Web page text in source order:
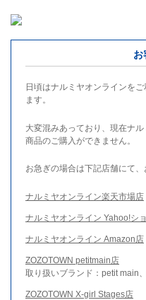
お
日頃はナルミヤオンラインを
ます。
大変混みあっており、現在ナ
商品のご購入ができません。
お急ぎの場合は下記店舗にて、
ナルミヤオンライン楽天市場店
ナルミヤオンライン Yahoo!シ
ナルミヤオンライン Amazon店
ZOZOTOWN petitmain店
取り扱いブランド：petit main
ZOZOTOWN X-girl Stages店